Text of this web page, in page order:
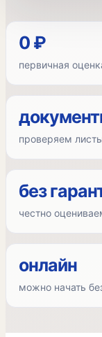
0 ₽
первичная
проверяем
без
честно
онлайн
можно начать